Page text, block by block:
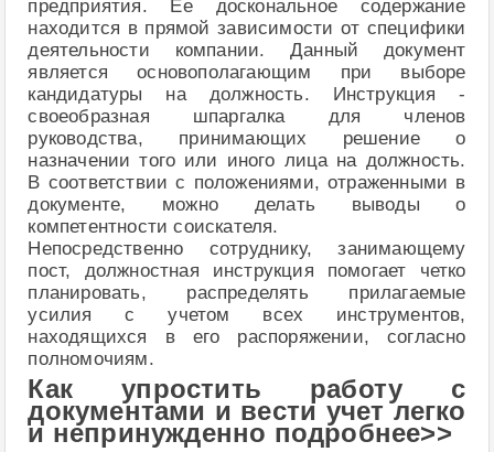
предприятия. Ее доскональное содержание
находится в прямой зависимости от специфики
деятельности компании. Данный документ
является основополагающим при выборе
кандидатуры на должность. Инструкция -
своеобразная шпаргалка для членов
руководства, принимающих решение о
назначении того или иного лица на должность.
В соответствии с положениями, отраженными в
документе, можно делать выводы о
компетентности соискателя.
Непосредственно сотруднику, занимающему
пост, должностная инструкция помогает четко
планировать, распределять прилагаемые
усилия с учетом всех инструментов,
находящихся в его распоряжении, согласно
полномочиям.
Как упростить работу с
документами и вести учет легко
и непринужденно подробнее>>